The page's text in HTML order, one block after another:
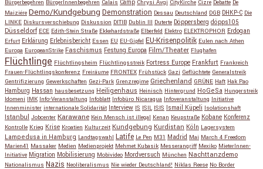
Bürgerbegehren BürgerInnenbegehren Calais Camp Chrysi Avgi CityKirche Cizre Debatte De
Maiziére Demo/Kundgebung Demonstration Dessau Deutschland DGB DHKP-C Die
LINKE Diskursverschiebung Diskussion DITIB Dublin III Duterte Döppersberg döpps105
Düsseldorf ECE Edith-Stein Straße Ekkehardstraße Elberfeld Elektro ELEKTROPHOR Erdogan
Erfurt Erklärung Erlebnisbericht Essen EU EU-Gipfel EU-Krisenpolitik Eulen nach Athen
Europa EuropeanStrike Faschismus Festung Europa Film/Theater Flughafen
Flüchtlinge Flüchtlingsheim Flüchtlingsstreik Fortress Europe Frankfurt Frankreich
Frauen-Flüchtlingskonferenz Freiräume FRONTEX Frühstück Gazi Geflüchtete Generalstreik
Gentrifizierung Gewerkschaften Gezi-Park Grenzregime Griechenland GRÜNE Haft Hak Pao
Hamburg Hassan hausbesetzung Heiligenhaus Heinisch Hintergrund HoGeSa Hungerstreik
Idomeni IMK Info-Veranstaltung Infoblatt Infobüro Nicaragua Infoveranstaltung Initiative
Innenminister internationale Solidarität Interview IS ISIL ISIS Ismail Küpeli Isolationshaft
Istanbul Jobcenter Karawane Kein Mensch ist illegal Kenan Keupstraße Kobane Konferenz
Kontrolle Krieg Krise Kroatien Kulturzeit Kundgebung Kurdistan Köln Lagersystem
Lampedusa in Hamburg Landtagswahl Latife Le Pen M31 Madrid Mai March 4 Freedom
Marien41 Massaker Medien Medienprojekt Mehmet Kubasik Messerangriff Mexiko MieterInnen-
Initiative Migration Mobilisierung Mobivideo Mordversuch München Nachttanzdemo
Nationalismus Nazis Neoliberalismus Nie wieder Deutschland! Niklas Reese No Border